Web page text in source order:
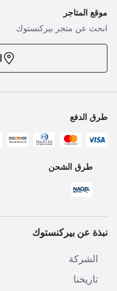
موقع المتاجر
ابحث عن متجر بيركنستوك
طرق الدفع
طرق الشحن
نبذة عن بيركنستوك
الشركة
تاريخنا